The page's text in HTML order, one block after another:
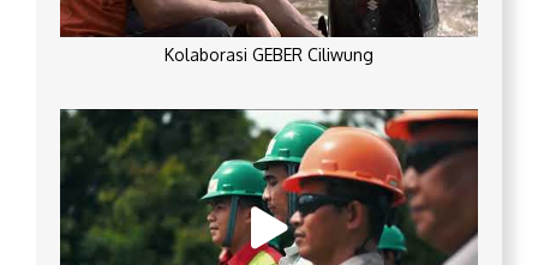
Kolaborasi GEBER Ciliwung